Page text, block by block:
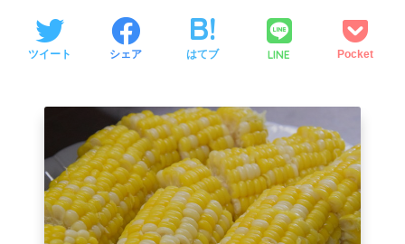
ツイート シェア はてブ LINE Pocket